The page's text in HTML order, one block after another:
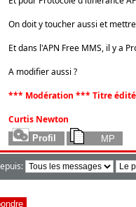
On doit y toucher aussi et mettre
Et dans l'APN Free MMS, il y a
A modifier aussi ?
*** Modération *** Titre
Curtis Newton